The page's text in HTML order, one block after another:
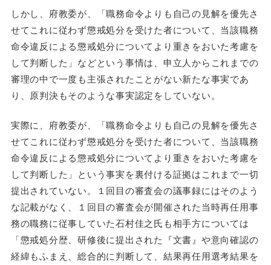
しかし、府教委が、「職務命令よりも自己の見解を優先さ
せてこれに従わず懲戒処分を受けた者について、当該職務
命令違反による懲戒処分についてより重きをおいた考慮を
して判断した」などという事情は、申立人からこれまでの
審理の中で一度も主張されたことがない新たな事実であ
り、原判決もそのような事実認定をしていない。
実際に、府教委が、「職務命令よりも自己の見解を優先さ
せてこれに従わず懲戒処分を受けた者について、当該職務
命令違反による懲戒処分についてより重きをおいた考慮を
して判断した」という事実を裏付ける証拠はこれまで一切
提出されていない。１回目の審査会の議事録にはそのよう
な記載がなく、１回目の審査会が開催された当時再任用事
務の職務に従事していた石村佳之氏も相手方については
「懲戒処分歴、研修後に提出された『文書』や意向確認の
経緯もふまえ、総合的に判断して、結果再任用選考結果を